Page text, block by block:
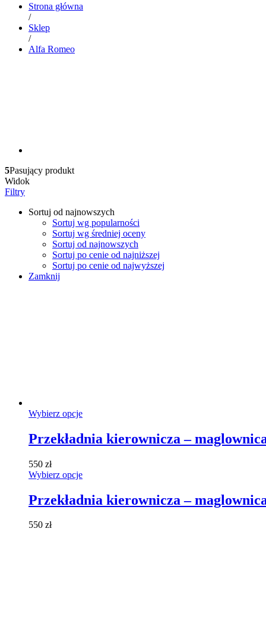
Strona główna
/
Sklep
/
Alfa Romeo
5Pasujący produkt
Widok
Filtry
Sortuj od najnowszych
Sortuj wg popularności
Sortuj wg średniej oceny
Sortuj od najnowszych
Sortuj po cenie od najniższej
Sortuj po cenie od najwyższej
Zamknij
Wybierz opcjeTen
ma
wiele
można
na
stronie
Przekładnia kierownicza –
550 zł
Wybierz opcjeTen
ma
wiele
Przekładnia kierownicza –
550 zł